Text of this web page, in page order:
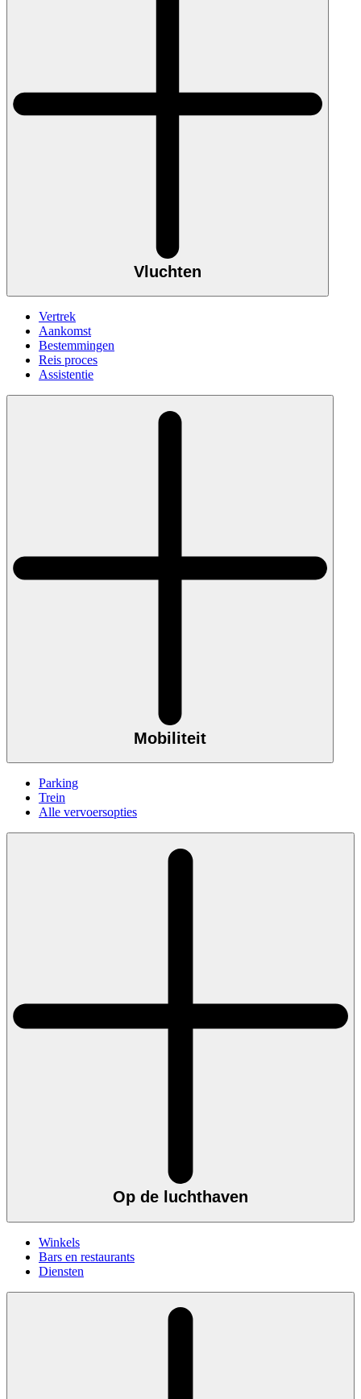
Vluchten
Vertrek
Aankomst
Bestemmingen
Reis proces
Assistentie
Mobiliteit
Parking
Trein
Alle vervoersopties
Op de luchthaven
Winkels
Bars en restaurants
Diensten